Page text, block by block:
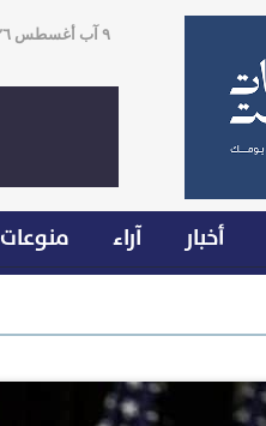
٩ آب أغسطس ٢٠٢٦ ٠٩:١٤
أخبار آراء منوعات